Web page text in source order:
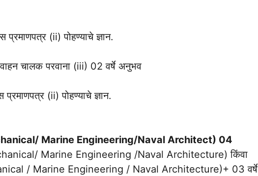
(ii) पोहण्याचे ज्ञान.
चालक परवाना (iii) 02 वर्षे अनुभव
(ii) पोहण्याचे ज्ञान.
Marine Engineering/Naval Architect) 04
Marine Engineering /Naval Architecture) किंवा
/ Marine Engineering / Naval Architecture)+ 03 वर्षे